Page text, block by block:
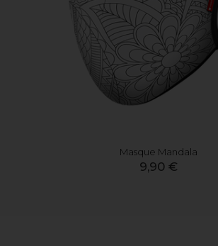
Masque Mandala
9,90 €